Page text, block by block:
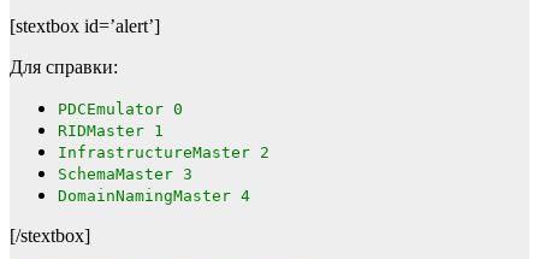
[stextbox id=’alert’]
Для справки:
PDCEmulator 0
RIDMaster 1
InfrastructureMaster 2
SchemaMaster 3
DomainNamingMaster 4
[/stextbox]